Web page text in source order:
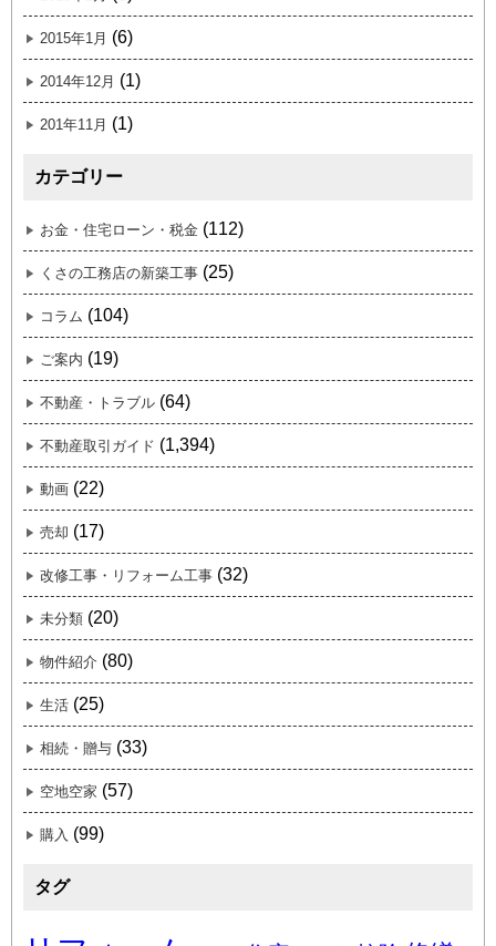
2015年1月 (6)
2014年12月 (1)
201年11月 (1)
カテゴリー
お金・住宅ローン・税金 (112)
くさの工務店の新築工事 (25)
コラム (104)
ご案内 (19)
不動産・トラブル (64)
不動産取引ガイド (1,394)
動画 (22)
売却 (17)
改修工事・リフォーム工事 (32)
未分類 (20)
物件紹介 (80)
生活 (25)
相続・贈与 (33)
空地空家 (57)
購入 (99)
タグ